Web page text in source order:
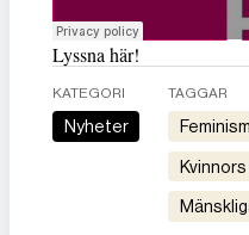
Lyssna här!
KATEGORI
Nyheter
TAGGAR
feminism